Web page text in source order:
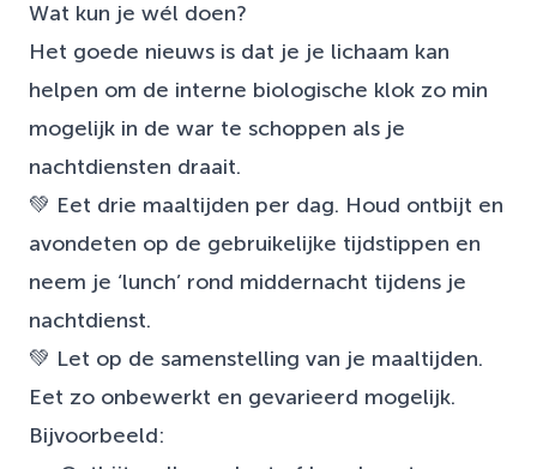
Wat kun je wél doen?
Het goede nieuws is dat je je lichaam kan
helpen om de interne biologische klok zo min
mogelijk in de war te schoppen als je
nachtdiensten draait.
💚 Eet drie maaltijden per dag. Houd ontbijt en
avondeten op de gebruikelijke tijdstippen en
neem je ‘lunch’ rond middernacht tijdens je
nachtdienst.
💚 Let op de samenstelling van je maaltijden.
Eet zo onbewerkt en gevarieerd mogelijk.
Bijvoorbeeld: